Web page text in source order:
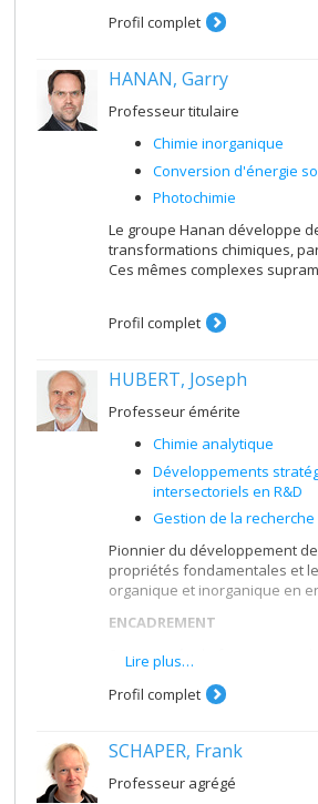
Profil complet
HANAN, Garry
Professeur titulaire
Chimie inorganique
Conversion d'énergie
Photochimie
Le groupe Hanan développe
transformations chimiques,
Ces mêmes complexes
Profil complet
HUBERT, Joseph
Professeur émérite
Chimie analytique
Développements
intersectoriels en R&D
Gestion de la
Pionnier du développement
propriétés fondamentales et
organique et inorganique en
ENCADREMENT
Ses activités de formation et
formation » d’étudiants aux
du doctorat ont étudié sous sa
Lire plus…
Profil complet
SCHAPER, Frank
Professeur agrégé